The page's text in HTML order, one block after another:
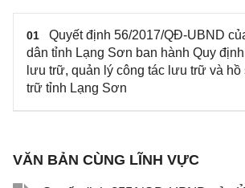
01
Quyết định 56/2017/QĐ-UBND
dân tỉnh Lạng Sơn ban hành Quy
lưu trữ, quản lý công tác lưu trữ và
trữ tỉnh Lạng Sơn
VĂN BẢN CÙNG LĨNH VỰC